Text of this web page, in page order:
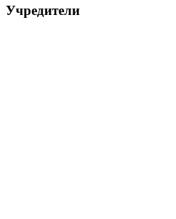
Учредители